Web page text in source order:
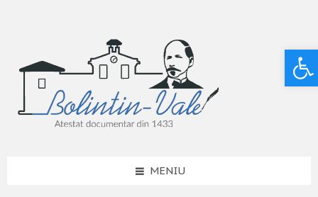
MENIU
Deschide bara de unelte